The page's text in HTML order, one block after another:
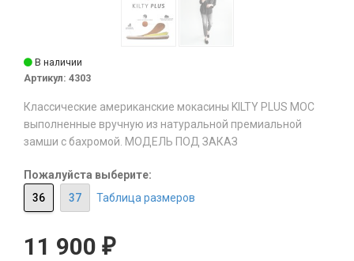
В наличии
Артикул: 4303
Классические американские мокасины KILTY PLUS MOC
выполненные вручную из натуральной премиальной
замши с бахромой. МОДЕЛЬ ПОД ЗАКАЗ
Пожалуйста выберите:
36
37 Таблица размеров
11 900 ₽